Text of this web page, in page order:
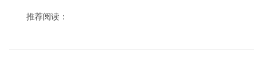
推荐阅读：